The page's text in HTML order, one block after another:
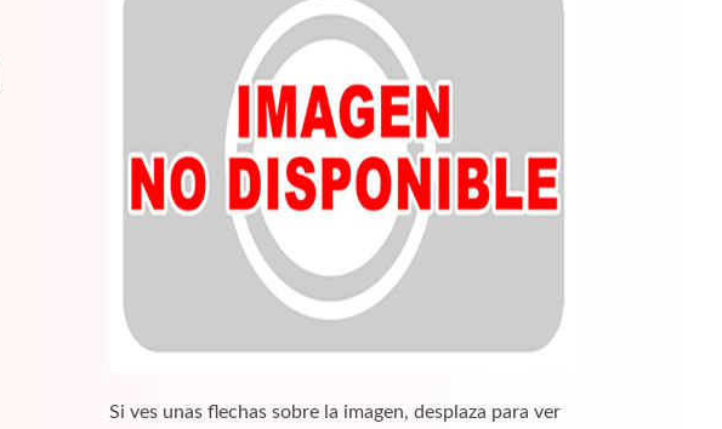
Si ves unas flechas sobre la imagen, desplaza para ver